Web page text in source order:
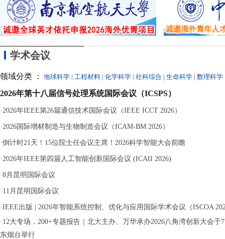
过
直通水面——这
学术会议
领域分类 ： 地球科学 | 工程材料 | 化学科学 | 社科综合 | 生命科学 | 数理科学
2026年第十八届信号处理系统国际会议（ICSPS）
·2026年IEEE第26届通信技术国际会议（IEEE ICCT 2026）
·2026国际增材制造与生物制造会议（ICAM-BM 2026）
·倒计时21天！15位院士任会议主席！2026科学智能大会前瞻
·2026年IEEE第四届人工智能创新国际会议 (ICAII 2026)
·8月昆明国际会议
· 11月昆明国际会议
·IEEE出版 | 2026年智能系统控制、优化与应用国际学术会议（ISCOA
· 12大专场，200+专题报告｜北大主办、万华承办2026八角湾创新大会于
东烟台举行